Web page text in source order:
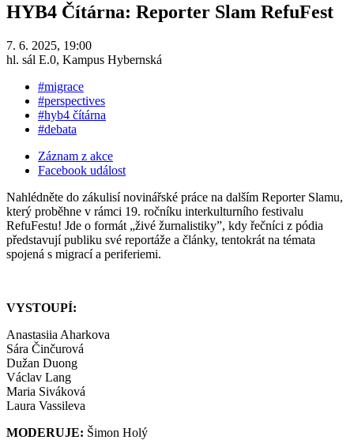
HYB4 Čítárna: Reporter Slam RefuFest
7. 6. 2025, 19:00
hl. sál E.0, Kampus Hybernská
#migrace
#perspectives
#hyb4 čítárna
#debata
Záznam z akce
Facebook událost
Nahlédněte do zákulisí novinářské práce na dalším Reporter Slamu,
který proběhne v rámci 19. ročníku interkulturního festivalu
RefuFestu! Jde o formát „živé žurnalistiky”, kdy řečníci z pódia
představují publiku své reportáže a články, tentokrát na témata
spojená s migrací a periferiemi.
VYSTOUPÍ:
Anastasiia Aharkova
Sára Činčurová
Dužan Duong
Václav Lang
Maria Siváková
Laura Vassileva
MODERUJE: Šimon Holý